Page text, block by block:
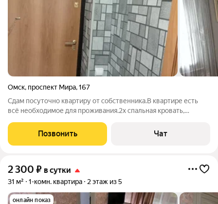
Омск, проспект Мира,167
Сдам посуточно квартиру от собственника.В квартире есть
всё необходимое для проживания.2х спальная кровать,
теплая квартира.Позвонить Чат
2 300 ₽ в сутки
31 м² 1-комн. квартира 2 этаж из 5
онлайн показ